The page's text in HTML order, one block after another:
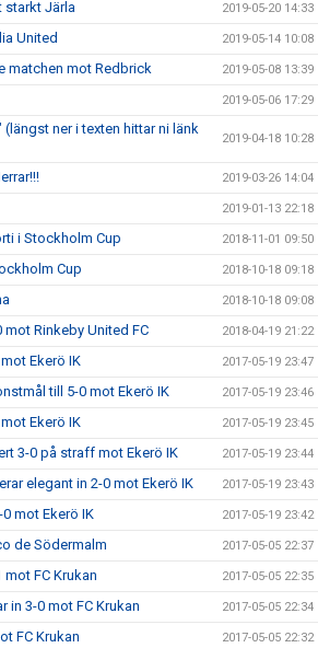
starkt Järla 2019-05-20 14:33
United 2019-05-14 10:08
matchen mot Redbrick 2019-05-08 13:39
2019-05-06 17:29
ner i texten hittar ni länk
2019-04-18 10:28
2019-03-26 14:04
2019-01-13 22:18
i Stockholm Cup 2018-11-01 09:50
Cup 2018-10-18 09:18
2018-10-18 09:08
Rinkeby United FC 2018-04-19 21:22
Ekerö IK 2017-05-19 23:47
till 5-0 mot Ekerö IK 2017-05-19 23:46
Ekerö IK 2017-05-19 23:45
3-0 på straff mot Ekerö IK 2017-05-19 23:44
elegant in 2-0 mot Ekerö IK 2017-05-19 23:43
mot Ekerö IK 2017-05-19 23:42
de Södermalm 2017-05-05 22:37
FC Krukan 2017-05-05 22:35
in 3-0 mot FC Krukan 2017-05-05 22:34
FC Krukan 2017-05-05 22:32